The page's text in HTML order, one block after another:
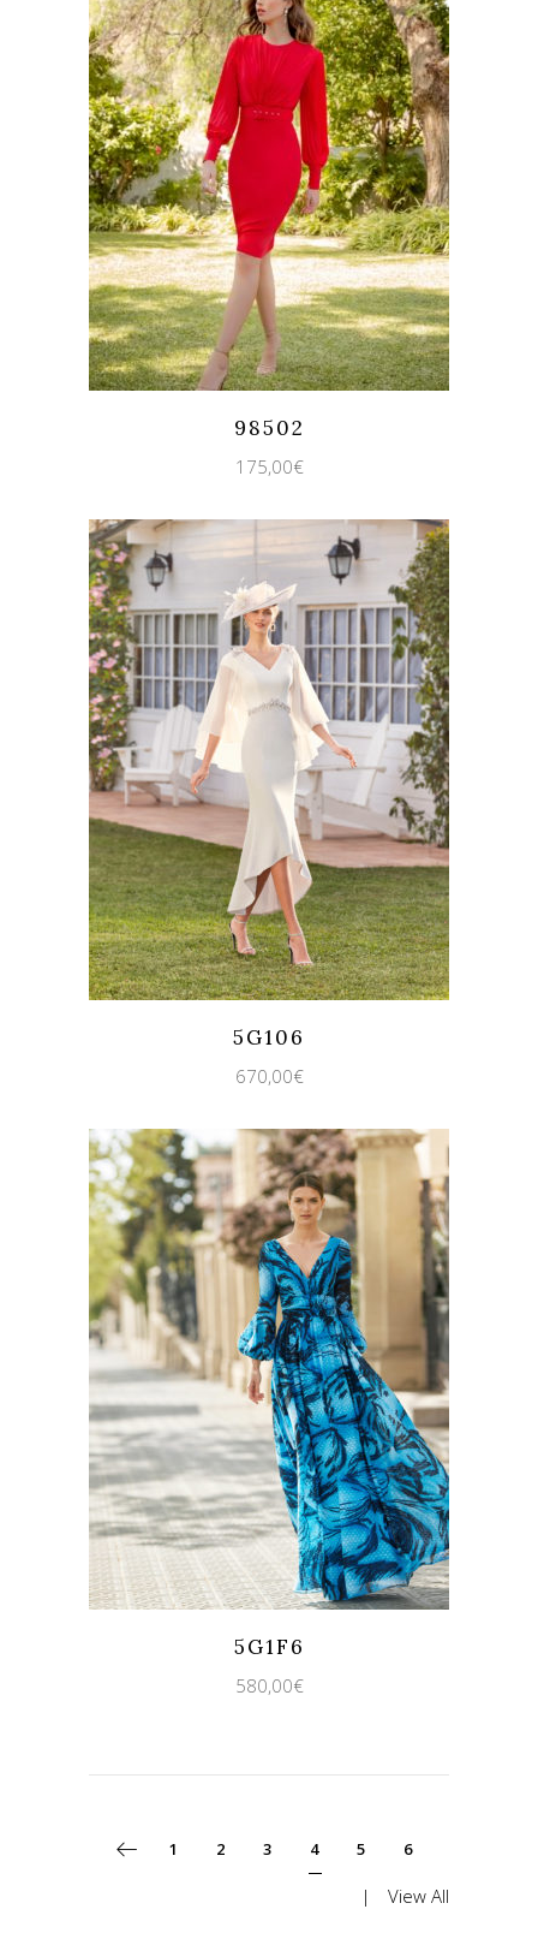
98502
175,00€
5G106
670,00€
5G1F6
580,00€
1 2 3 4 5 6
View All